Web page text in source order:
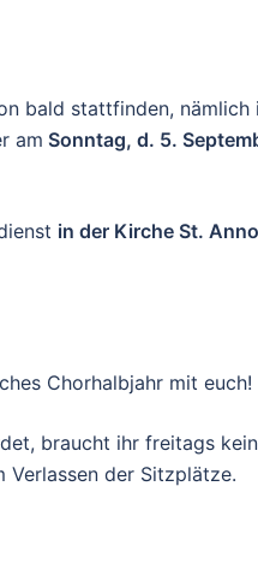
bald stattfinden, nämlich
am Sonntag, d. 5.
in der Kirche St. Anno
Chorhalbjahr mit euch!
braucht ihr freitags
Verlassen der Sitzplätze.